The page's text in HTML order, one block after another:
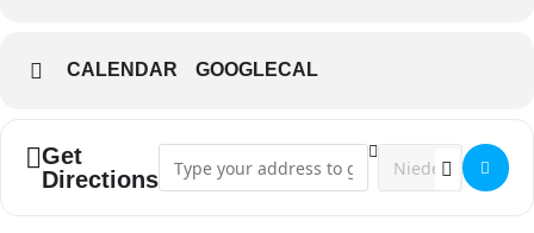
CALENDAR GOOGLECAL
Get
Directions
Address - Frühschoppen [] Destination